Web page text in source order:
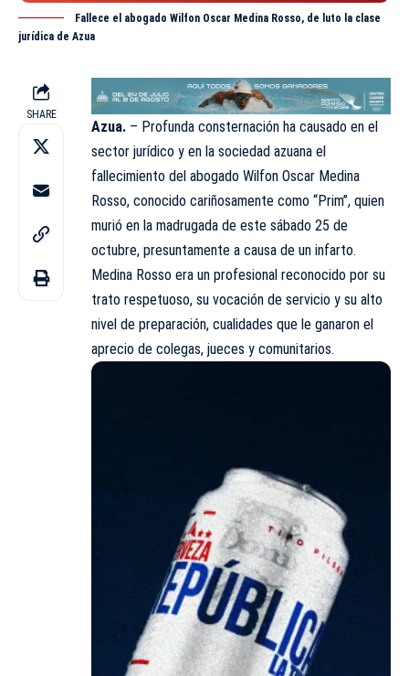
Fallece el abogado Wilfon Oscar Medina Rosso, de luto la clase
jurídica de Azua
SHARE
Azua. – Profunda consternación ha causado en el
sector jurídico y en la sociedad azuana el
fallecimiento del abogado Wilfon Oscar Medina
Rosso, conocido cariñosamente como “Prim”, quien
murió en la madrugada de este sábado 25 de
octubre, presuntamente a causa de un infarto.
Medina Rosso era un profesional reconocido por su
trato respetuoso, su vocación de servicio y su alto
nivel de preparación, cualidades que le ganaron el
aprecio de colegas, jueces y comunitarios.